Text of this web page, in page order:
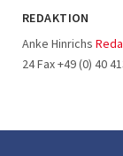
REDAKTION
Anke Hinrichs
24 Fax +49 (0) 40